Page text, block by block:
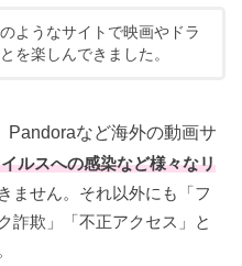
ようなサイトで映画やドラ
を楽しんできました。
Pandoraなど海外の動画サ
ルスへの感染など様々なリ
ません。それ以外にも「フ
詐欺」「不正アクセス」と